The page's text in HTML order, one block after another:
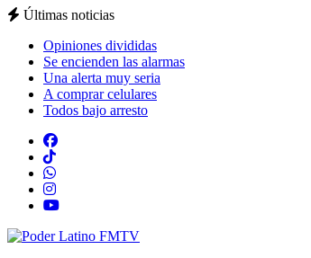
Últimas noticias
Opiniones divididas
Se encienden las alarmas
Una alerta muy seria
A comprar celulares
Todos bajo arresto